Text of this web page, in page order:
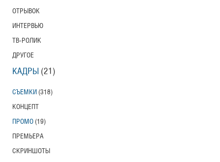
ОТРЫВОК
ИНТЕРВЬЮ
ТВ-РОЛИК
ДРУГОЕ
КАДРЫ (21)
СЪЕМКИ (318)
КОНЦЕПТ
ПРОМО (19)
ПРЕМЬЕРА
СКРИНШОТЫ